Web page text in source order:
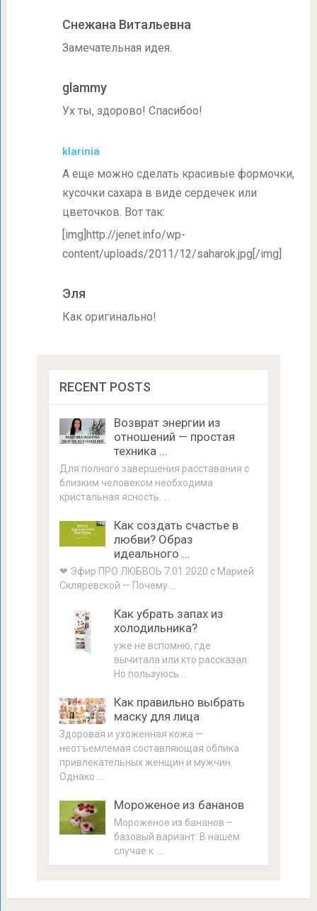
Снежана Витальевна
Замечательная идея.
glammy
Ух ты, здорово! Спасибоо!
klarinia
А еще можно сделать красивые формочки,
кусочки сахара в виде сердечек или
цветочков. Вот так:
[img]http://jenet.info/wp-
content/uploads/2011/12/saharok.jpg[/img]
Эля
Как оригинально!
RECENT POSTS
Возврат энергии из
отношений — простая
техника …
Для полного завершения расставания с
близким человеком необходима
кристальная ясность. …
Как создать счастье в
любви? Образ
идеального …
❤ Эфир ПРО ЛЮБВОЬ 7.01.2020 с Марией
Скляревской — Почему …
Как убрать запах из
холодильника?
уже не вспомню, где
вычитала или кто рассказал.
Но пользуюсь …
Как правильно выбрать
маску для лица
Здоровая и ухоженная кожа —
неотъемлемая составляющая облика
привлекательных женщин и мужчин.
Однако …
Мороженое из бананов
Мороженое из бананов –
базовый вариант. В нашем
случае к …